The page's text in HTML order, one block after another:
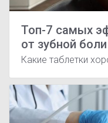
Топ-7 самых
от зубной боли
Какие таблетки